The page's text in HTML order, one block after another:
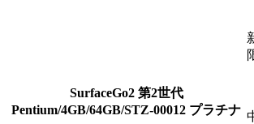
SurfaceGo2 第2世代
Pentium/4GB/64GB/STZ-00012 プラチナ